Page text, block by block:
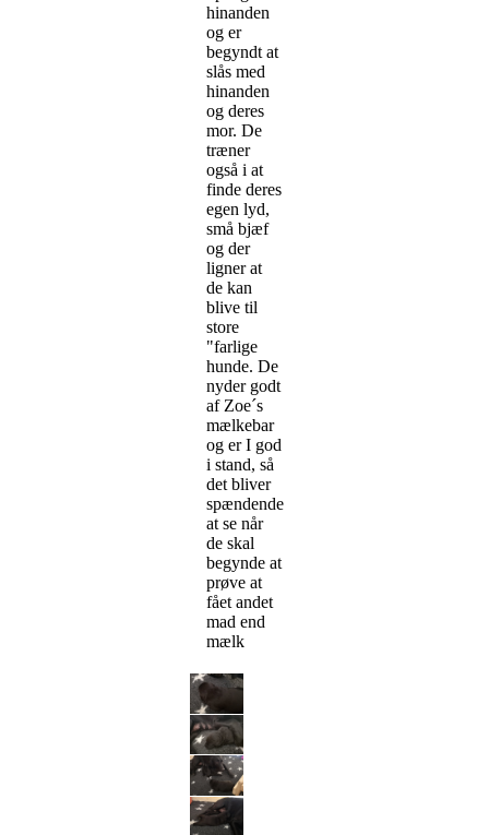
hinanden
og er
begyndt at
slås med
hinanden
og deres
mor. De
træner
også i at
finde deres
egen lyd,
små bjæf
og der
ligner at
de kan
blive til
store
"farlige
hunde. De
nyder godt
af Zoe´s
mælkebar
og er I god
i stand, så
det bliver
spændende
at se når
de skal
begynde at
prøve at
fået andet
mad end
mælk